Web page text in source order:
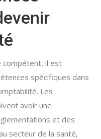
compétent, il est
spécifiques dans
Les
avoir une
et des
secteur de la santé,